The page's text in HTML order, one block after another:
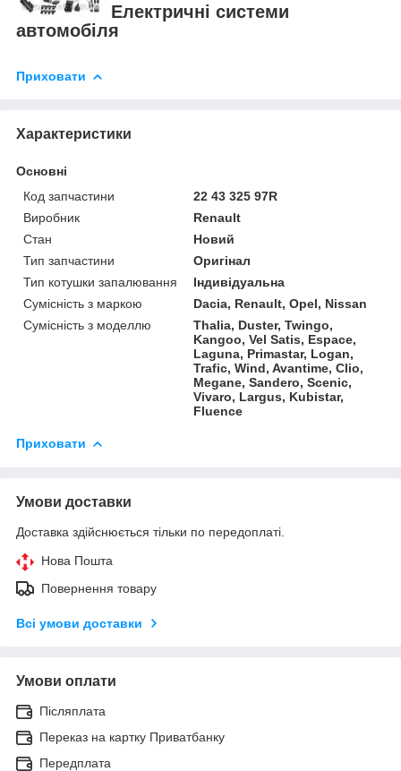
Електричні системи
автомобіля
Приховати
Характеристики
Основні
Код запчастини
22 43 325 97R
Виробник
Renault
Стан
Новий
Тип запчастини
Оригінал
Тип котушки запалювання
Індивідуальна
Сумісність з маркою
Dacia, Renault, Opel, Nissan
Сумісність з моделлю
Thalia, Duster, Twingo,
Kangoo, Vel Satis, Espace,
Laguna, Primastar, Logan,
Trafic, Wind, Avantime, Clio,
Megane, Sandero, Scenic,
Vivaro, Largus, Kubistar,
Fluence
Приховати
Умови доставки
Доставка здійснюється тільки по передоплаті.
Нова Пошта
Повернення товару
Всі умови доставки
Умови оплати
Післяплата
Переказ на картку Приватбанку
Передплата